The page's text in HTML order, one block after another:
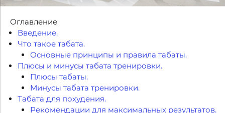
Оглавление
Введение.
Что такое табата.
Основные принципы и правила табаты.
Плюсы и минусы табата тренировки.
Плюсы табаты.
Минусы табата тренировки.
Табата для похудения.
Рекомендации для максимальных результатов.